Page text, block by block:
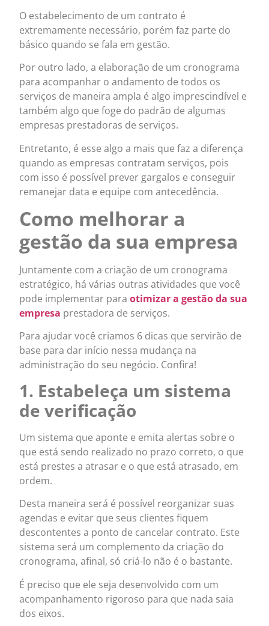
O estabelecimento de um contrato é
extremamente necessário, porém faz parte do
básico quando se fala em gestão.
Por outro lado, a elaboração de um cronograma
para acompanhar o andamento de todos os
serviços de maneira ampla é algo imprescindível e
também algo que foge do padrão de algumas
empresas prestadoras de serviços.
Entretanto, é esse algo a mais que faz a diferença
quando as empresas contratam serviços, pois
com isso é possível prever gargalos e conseguir
remanejar data e equipe com antecedência.
Como melhorar a
gestão da sua empresa
Juntamente com a criação de um cronograma
estratégico, há várias outras atividades que você
pode implementar paraotimizar a gestão da sua
empresa prestadora de serviços.
Para ajudar você criamos 6 dicas que servirão de
base para dar início nessa mudança na
administração do seu negócio. Confira!
1. Estabeleça um sistema
de verificação
Um sistema que aponte e emita alertas sobre o
que está sendo realizado no prazo correto, o que
está prestes a atrasar e o que está atrasado, em
ordem.
Desta maneira será é possível reorganizar suas
agendas e evitar que seus clientes fiquem
descontentes a ponto de cancelar contrato. Este
sistema será um complemento da criação do
cronograma, afinal, só criá-lo não é o bastante.
É preciso que ele seja desenvolvido com um
acompanhamento rigoroso para que nada saia
dos eixos.